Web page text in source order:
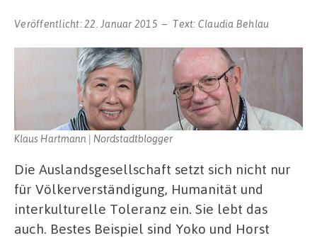
Veröffentlicht:22. Januar 2015 Text: Claudia Behlau
Klaus Hartmann | Nordstadtblogger
Die Auslandsgesellschaft setzt sich nicht nur
für Völkerverständigung, Humanität und
interkulturelle Toleranz ein. Sie lebt das
auch. Bestes Beispiel sind Yoko und Horst